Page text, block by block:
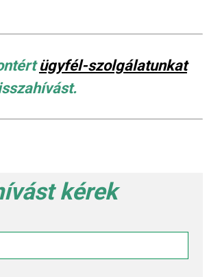
ügyfél-szolgálatunkat
kérek